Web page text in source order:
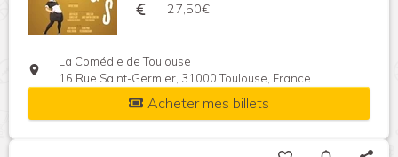
27,50€
La Comédie de Toulouse
16 Rue Saint-Germier, 31000 Toulouse, France
Acheter mes billets